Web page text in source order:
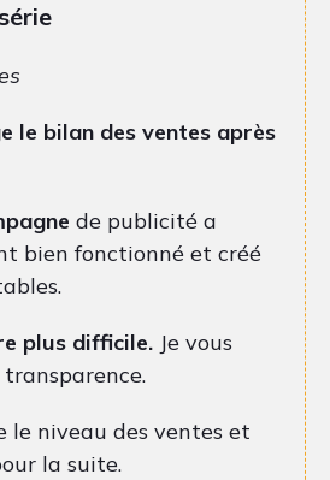
le bilan des ventes après
de publicité a
bien fonctionné et créé
plus difficile. Je vous
le niveau des ventes et
la suite.